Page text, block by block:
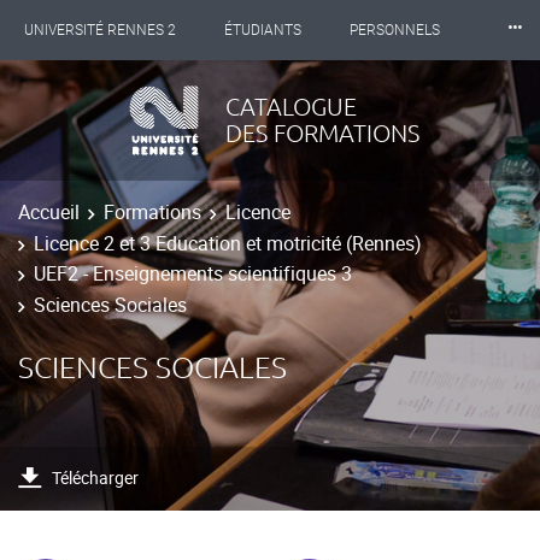
UNIVERSITÉ RENNES 2 ÉTUDIANTS PERSONNELS
INTERNATIONAL PROFESSIONNELS BIBLIOTHÈQUES
LES NOUVELLES DE RENNES 2
⸱⸱⸱
CATALOGUE
DES FORMATIONS
Accueil Formations
Licence
Licence 2 et 3 Education et motricité (Rennes)
UEF2 - Enseignements scientifiques 3
Sciences Sociales
SCIENCES SOCIALES
Télécharger